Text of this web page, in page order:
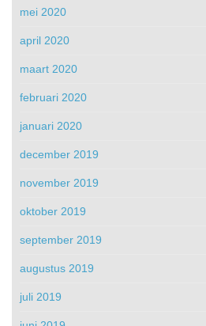
mei 2020
april 2020
maart 2020
februari 2020
januari 2020
december 2019
november 2019
oktober 2019
september 2019
augustus 2019
juli 2019